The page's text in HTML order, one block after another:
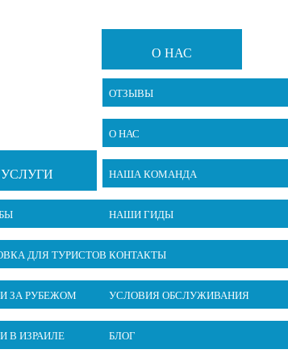
УСЛУГИ
ДЛЯ ТУРИСТОВ
ЗА РУБЕЖОМ
В ИЗРАИЛЕ
О НАС
ОТЗЫВЫ
О НАС
НАША КОМАНДА
НАШИ ГИДЫ
КОНТАКТЫ
УСЛОВИЯ ОБСЛУЖИВАНИЯ
БЛОГ